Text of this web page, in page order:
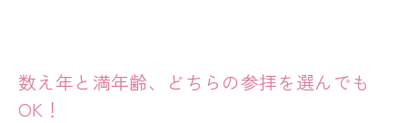
数え年と満年齢、どちらの参拝を選んでも
OK！